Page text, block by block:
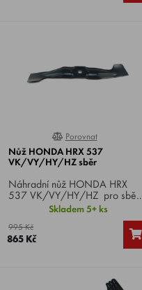
100%
Porovnat
Nůž HONDA HRX 537
VK/VY/HY/HZ sběr
Náhradní nůž HONDA HRX
537 VK/VY/HY/HZ pro sběr,
se záběrem 53 cm, vhodný pro
HONDA HRX 537
VK/VY/HY/HZ .
Skladem 5+ ks
995 Kč
865 Kč